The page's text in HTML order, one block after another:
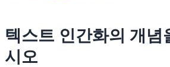
텍스트 인간화의 개념
시오